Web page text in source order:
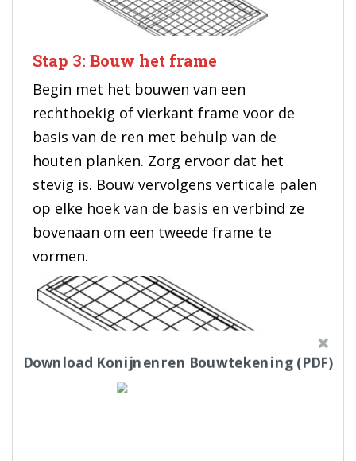
Stap 3: Bouw het frame
Begin met het bouwen van een
rechthoekig of vierkant frame voor de
basis van de ren met behulp van de
houten planken. Zorg ervoor dat het
stevig is. Bouw vervolgens verticale palen
op elke hoek van de basis en verbind ze
bovenaan om een tweede frame te
vormen.
Download Konijnenren Bouwtekening (PDF)